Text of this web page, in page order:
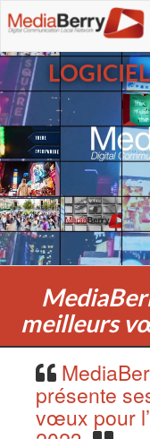
meilleurs
présente
vœux pour